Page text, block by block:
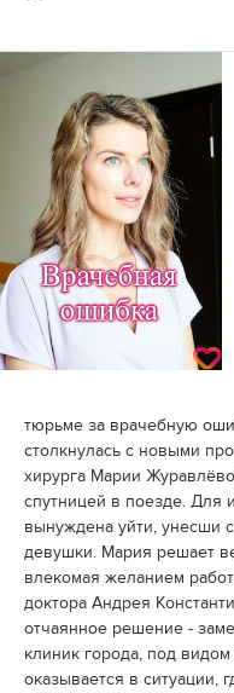
тюрьме за врачебную
столкнулась с новыми
хирурга Марии
спутницей в поезде. Для
вынуждена уйти, унесши
девушки. Мария решает
влекомая желанием
доктора Андрея
отчаянное решение -
клиник города, под
оказывается в ситуации,